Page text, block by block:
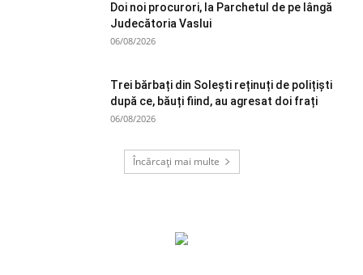
Doi noi procurori, la Parchetul de pe lângă
Judecătoria Vaslui
06/08/2026
Trei bărbați din Solești reținuți de polițiști
după ce, băuți fiind, au agresat doi frați
06/08/2026
Încărcați mai multe